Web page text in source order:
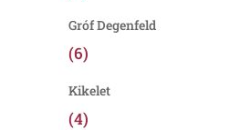
Gróf Degenfeld
(6)
Kikelet
(4)